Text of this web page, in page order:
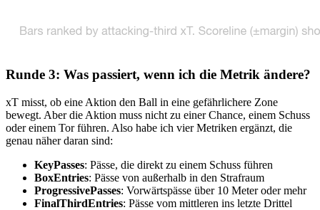
Runde 3: Was passiert, wenn ich die Metrik ändere?
xT misst, ob eine Aktion den Ball in eine gefährlichere Zone
bewegt. Aber die Aktion muss nicht zu einer Chance, einem Schuss
oder einem Tor führen. Also habe ich vier Metriken ergänzt, die
genau näher daran sind:
KeyPasses: Pässe, die direkt zu einem Schuss führen
BoxEntries: Pässe von außerhalb in den Strafraum
ProgressivePasses: Vorwärtspässe über 10 Meter oder mehr
FinalThirdEntries: Pässe vom mittleren ins letzte Drittel